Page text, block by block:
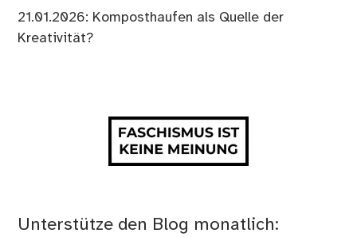
21.01.2026: Komposthaufen als Quelle der
Kreativität?
Unterstütze den Blog monatlich: